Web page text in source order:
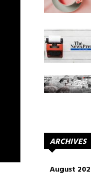
ARCHIVES
August